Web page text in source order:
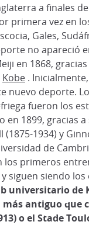
a finales
primera vez en
Gales,
no apareció
en 1868,
Kobe .
nuevo deporte.
fueron los
en 1899, gracias
(1875-1934) y
de
los primeros
siguen siendo
universitario de
más antiguo que
o el Stade